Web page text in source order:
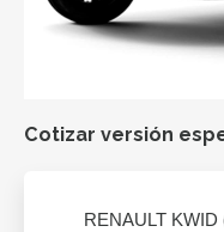
Cotizar versión
RENAULT KWID